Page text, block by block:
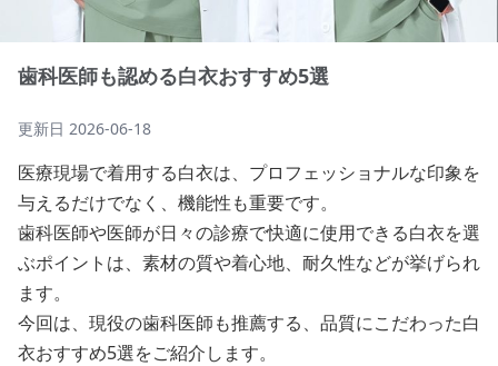
歯科医師も認める白衣おすすめ5選
更新日 2026-06-18
医療現場で着用する白衣は、プロフェッショナルな印象を
与えるだけでなく、機能性も重要です。
歯科医師や医師が日々の診療で快適に使用できる白衣を選
ぶポイントは、素材の質や着心地、耐久性などが挙げられ
ます。
今回は、現役の歯科医師も推薦する、品質にこだわった白
衣おすすめ5選をご紹介します。